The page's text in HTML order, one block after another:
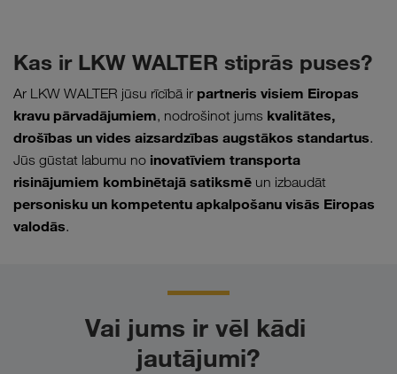
Kas ir LKW WALTER stiprās puses?
Ar LKW WALTER jūsu rīcībā ir partneris visiem Eiropas
kravu pārvadājumiem, nodrošinot jums kvalitātes,
drošības un vides aizsardzības augstākos standartus.
Jūs gūstat labumu no inovatīviem transporta
risinājumiem kombinētajā satiksmē un izbaudāt
personisku un kompetentu apkalpošanu visās Eiropas
valodās.
Vai jums ir vēl kādi
jautājumi?